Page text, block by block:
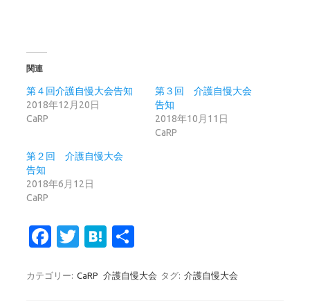
関連
第４回介護自慢大会告知
2018年12月20日
CaRP
第３回 介護自慢大会
告知
2018年10月11日
CaRP
第２回 介護自慢大会
告知
2018年6月12日
CaRP
Fa
e
T
it
H
e
カテゴリー: CaRP 介護自慢大会 タグ: 介護自慢大会